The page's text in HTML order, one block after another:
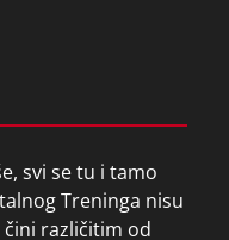
svi se tu i tamo
Treninga nisu
čini različitim od